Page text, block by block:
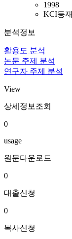
1998
KCI등재
분석정보
활용도 분석
논문 주제 분석
연구자 주제 분석
View
상세정보조회
0
usage
원문다운로드
0
대출신청
0
복사신청